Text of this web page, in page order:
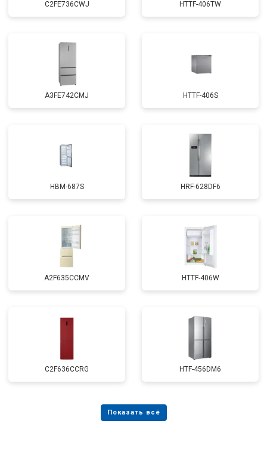
C2FE736CWJ HTTF-406TW
A3FE742CMJ HTTF-406S
HBM-687S HRF-628DF6
A2F635CCMV HTTF-406W
C2F636CCRG HTF-456DM6